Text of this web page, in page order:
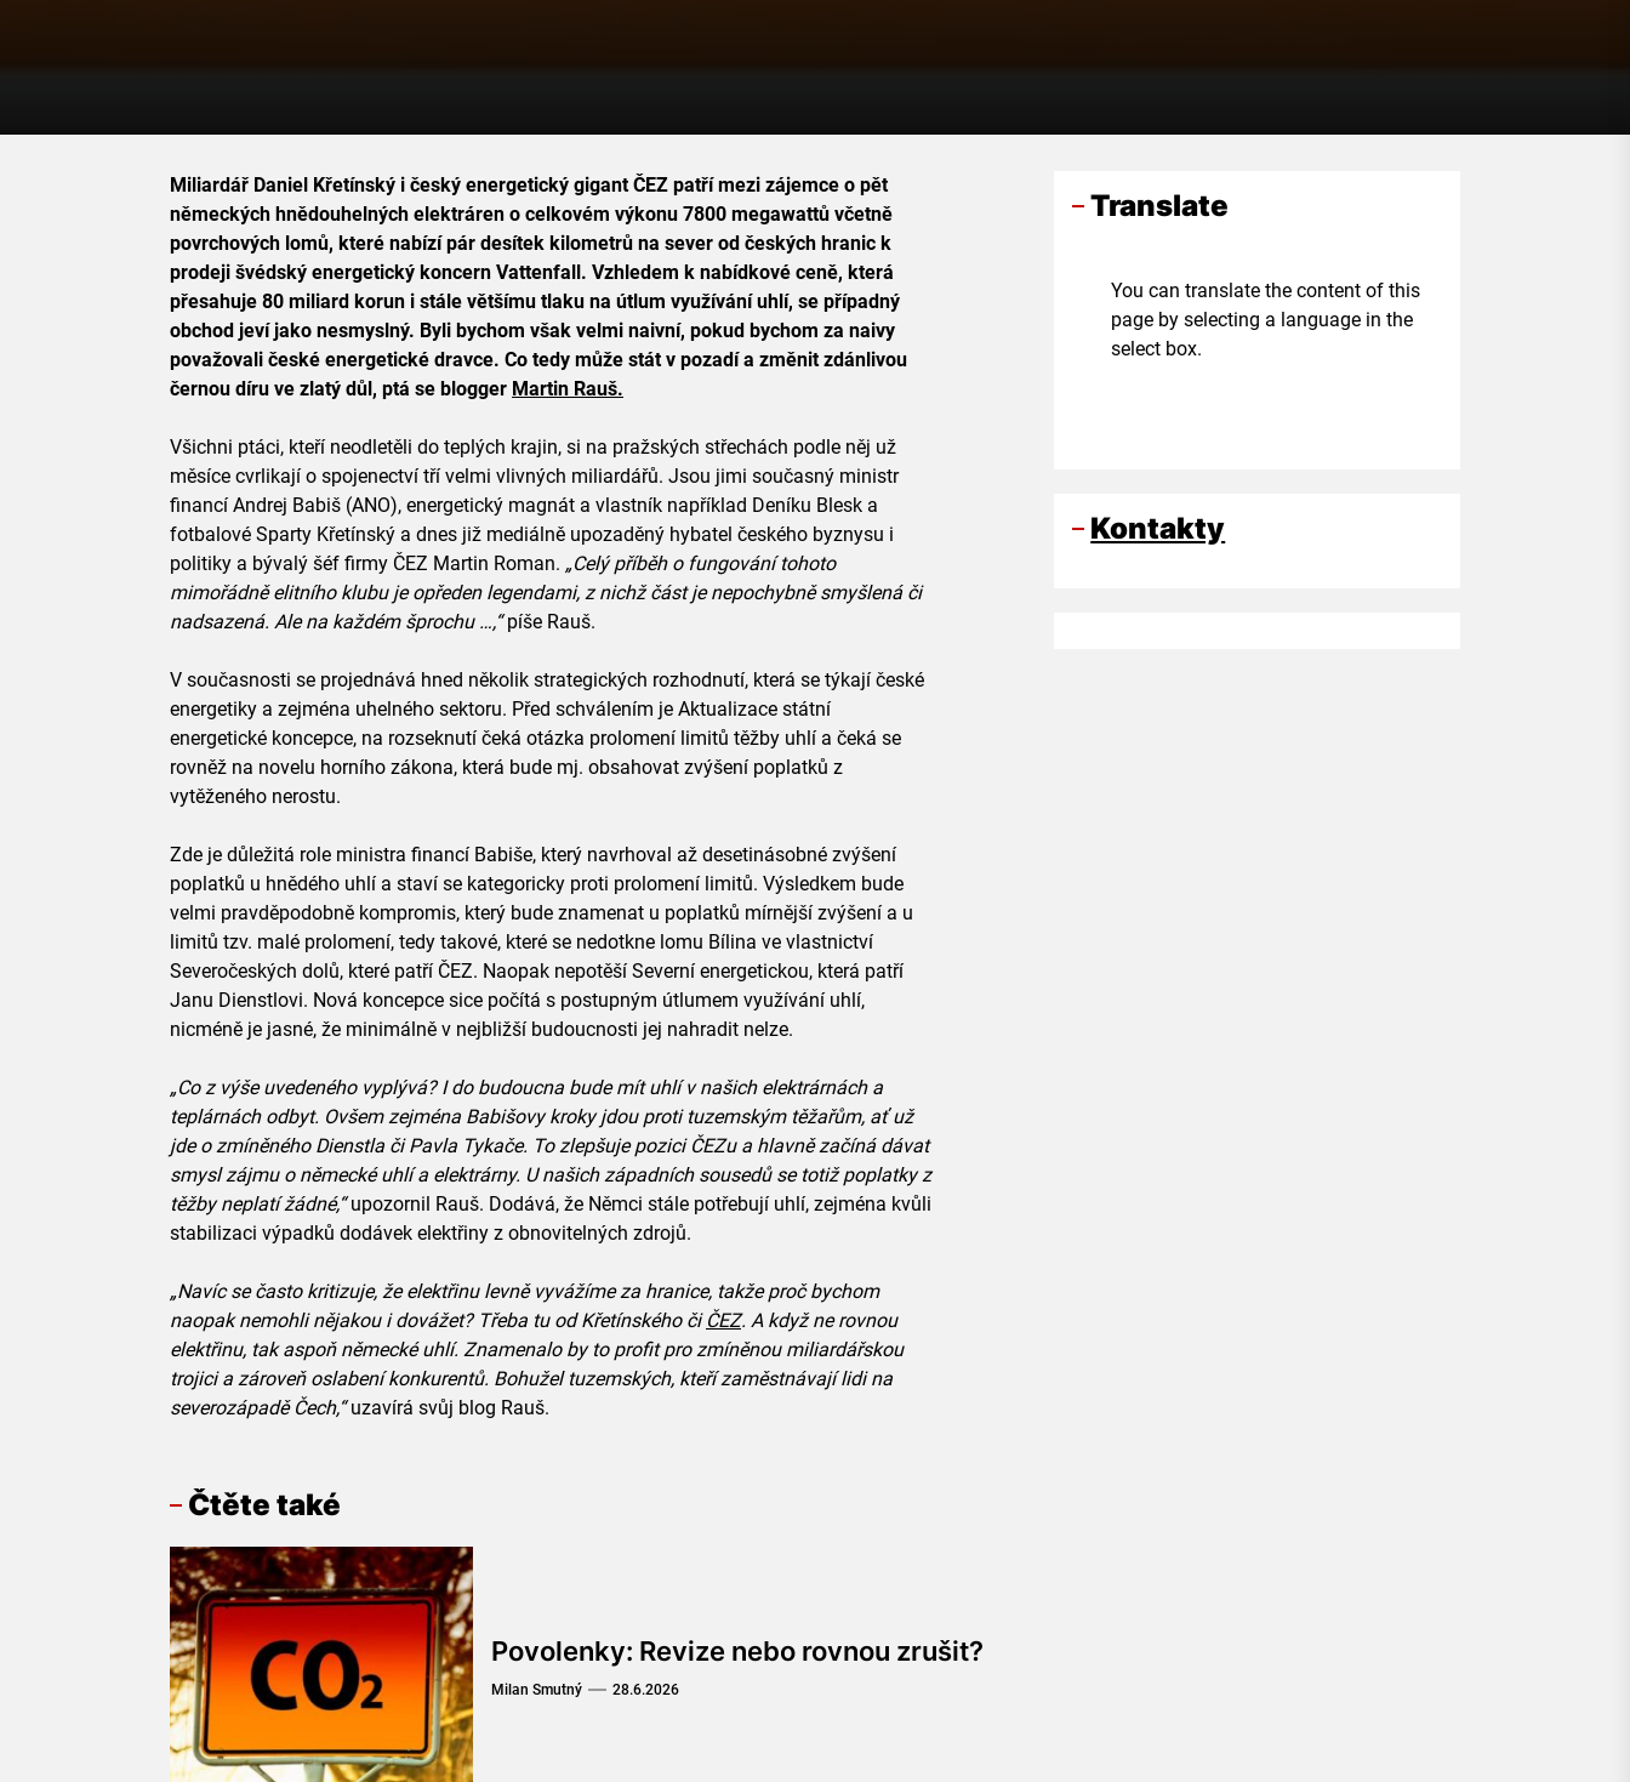
Miliardář Daniel Křetínský i český energetický gigant ČEZ patří mezi zájemce o pět
německých hnědouhelných elektráren o celkovém výkonu 7800 megawattů včetně
povrchových lomů, které nabízí pár desítek kilometrů na sever od českých hranic k
prodeji švédský energetický koncern Vattenfall. Vzhledem k nabídkové ceně, která
přesahuje 80 miliard korun i stále většímu tlaku na útlum využívání uhlí, se případný
obchod jeví jako nesmyslný. Byli bychom však velmi naivní, pokud bychom za naivy
považovali české energetické dravce. Co tedy může stát v pozadí a změnit zdánlivou
černou díru ve zlatý důl, ptá se blogger Martin Rauš.
Všichni ptáci, kteří neodletěli do teplých krajin, si na pražských střechách podle něj už
měsíce cvrlikají o spojenectví tří velmi vlivných miliardářů. Jsou jimi současný ministr
financí Andrej Babiš (ANO), energetický magnát a vlastník například Deníku Blesk a
fotbalové Sparty Křetínský a dnes již mediálně upozaděný hybatel českého byznysu i
politiky a bývalý šéf firmy ČEZ Martin Roman. „Celý příběh o fungování tohoto
mimořádně elitního klubu je opředen legendami, z nichž část je nepochybně smyšlená či
nadsazená. Ale na každém šprochu …,“píše Rauš.
V současnosti se projednává hned několik strategických rozhodnutí, která se týkají české
energetiky a zejména uhelného sektoru. Před schválením je Aktualizace státní
energetické koncepce, na rozseknutí čeká otázka prolomení limitů těžby uhlí a čeká se
rovněž na novelu horního zákona, která bude mj. obsahovat zvýšení poplatků z
vytěženého nerostu.
Zde je důležitá role ministra financí Babiše, který navrhoval až desetinásobné zvýšení
poplatků u hnědého uhlí a staví se kategoricky proti prolomení limitů. Výsledkem bude
velmi pravděpodobně kompromis, který bude znamenat u poplatků mírnější zvýšení a u
limitů tzv. malé prolomení, tedy takové, které se nedotkne lomu Bílina ve vlastnictví
Severočeských dolů, které patří ČEZ. Naopak nepotěší Severní energetickou, která patří
Janu Dienstlovi. Nová koncepce sice počítá s postupným útlumem využívání uhlí,
nicméně je jasné, že minimálně v nejbližší budoucnosti jej nahradit nelze.
„Co z výše uvedeného vyplývá? I do budoucna bude mít uhlí v našich elektrárnách a
teplárnách odbyt. Ovšem zejména Babišovy kroky jdou proti tuzemským těžařům, ať už
jde o zmíněného Dienstla či Pavla Tykače. To zlepšuje pozici ČEZu a hlavně začíná dávat
smysl zájmu o německé uhlí a elektrárny. U našich západních sousedů se totiž poplatky z
těžby neplatí žádné,“upozornil Rauš. Dodává, že Němci stále potřebují uhlí, zejména kvůli
stabilizaci výpadků dodávek elektřiny z obnovitelných zdrojů.
„Navíc se často kritizuje, že elektřinu levně vyvážíme za hranice, takže proč bychom
naopak nemohli nějakou i dovážet? Třeba tu od Křetínského či ČEZ. A když ne rovnou
elektřinu, tak aspoň německé uhlí. Znamenalo by to profit pro zmíněnou miliardářskou
trojici a zároveň oslabení konkurentů. Bohužel tuzemských, kteří zaměstnávají lidi na
severozápadě Čech,“uzavírá svůj blog Rauš.
Čtěte také
Povolenky: Revize nebo rovnou zrušit?
Milan Smutný 28.6.2026
Translate
You can translate the content of this
page by selecting a language in the
select box.
Kontakty